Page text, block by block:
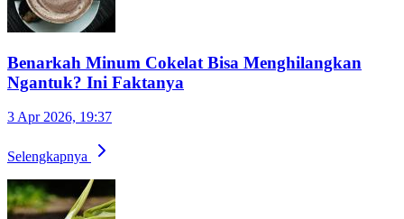
Benarkah Minum Cokelat Bisa Menghilangkan
Ngantuk? Ini Faktanya
3 Apr 2026, 19:37
Selengkapnya